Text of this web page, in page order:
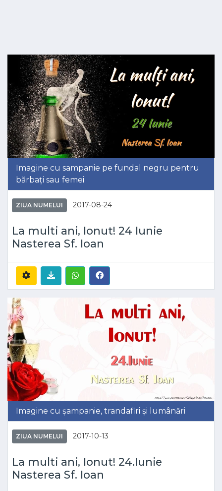
Imagine cu sampanie pe fundal negru pentru
bărbați sau femei
ZIUA NUMELUI 2017-08-24
La multi ani, Ionut! 24 Iunie
Nasterea Sf. Ioan
Imagine cu șampanie, trandafiri și lumânări
ZIUA NUMELUI 2017-10-13
La multi ani, Ionut! 24.Iunie
Nasterea Sf. Ioan